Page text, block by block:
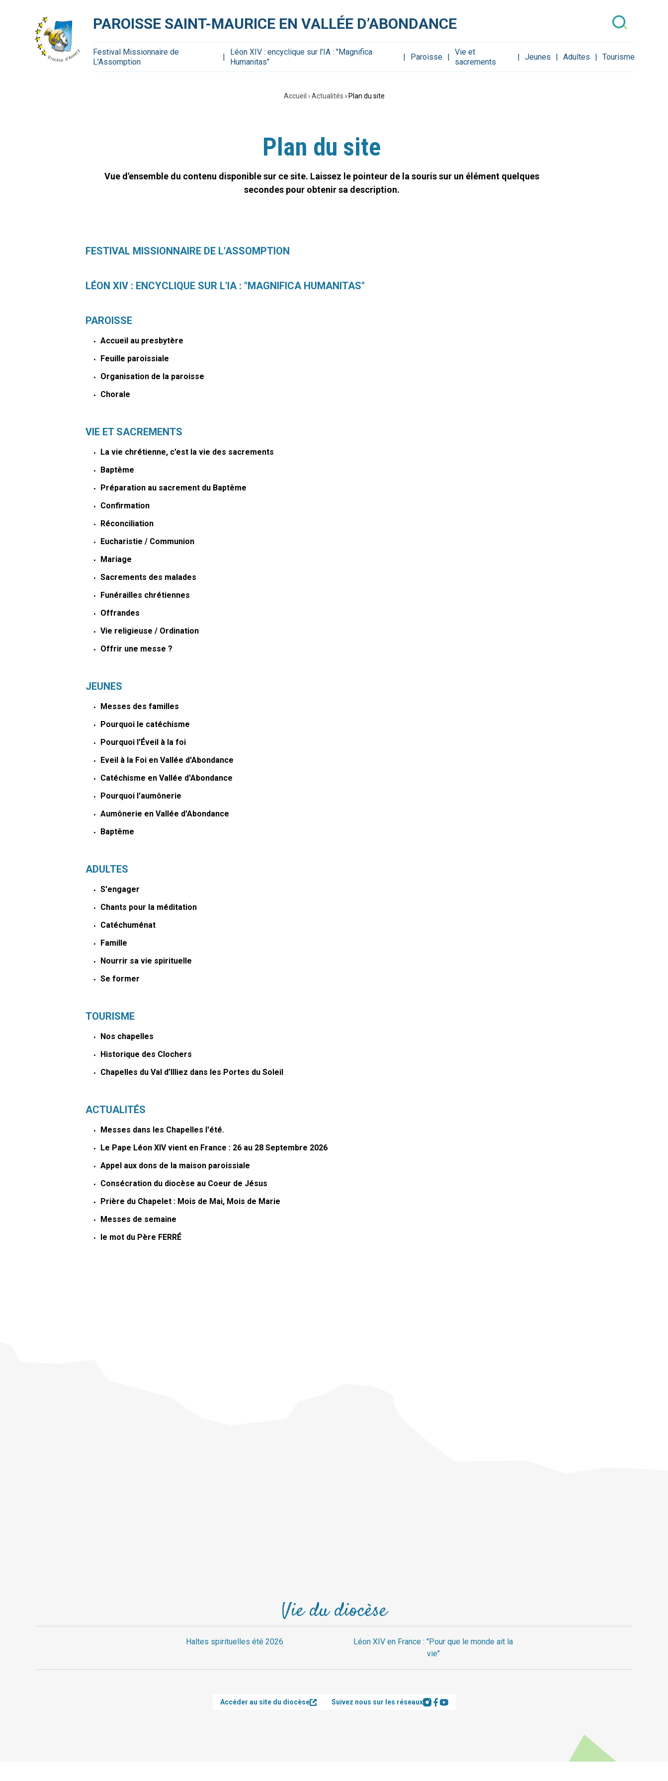
PAROISSE SAINT-MAURICE EN VALLÉE D’ABONDANCE
Festival Missionnaire de
L'Assomption
Léon XIV : encyclique sur l'IA : "Magnifica
Humanitas"
Paroisse
Vie et
sacrements
Jeunes Adultes Tourisme
Accueil ›Actualités › Plan du site
Plan du site
Vue d'ensemble du contenu disponible sur ce site. Laissez le pointeur de la souris sur un élément quelques
secondes pour obtenir sa description.
FESTIVAL MISSIONNAIRE DE L'ASSOMPTION
LÉON XIV : ENCYCLIQUE SUR L'IA : "MAGNIFICA HUMANITAS"
PAROISSE
Accueil au presbytère
Feuille paroissiale
Organisation de la paroisse
Chorale
VIE ET SACREMENTS
La vie chrétienne, c’est la vie des sacrements
Baptême
Préparation au sacrement du Baptême
Confirmation
Réconciliation
Eucharistie / Communion
Mariage
Sacrements des malades
Funérailles chrétiennes
Offrandes
Vie religieuse / Ordination
Offrir une messe ?
JEUNES
Messes des familles
Pourquoi le catéchisme
Pourquoi l'Éveil à la foi
Eveil à la Foi en Vallée d'Abondance
Catéchisme en Vallée d'Abondance
Pourquoi l'aumônerie
Aumônerie en Vallée d'Abondance
Baptême
ADULTES
S'engager
Chants pour la méditation
Catéchuménat
Famille
Nourrir sa vie spirituelle
Se former
TOURISME
Nos chapelles
Historique des Clochers
Chapelles du Val d’Illiez dans les Portes du Soleil
ACTUALITÉS
Messes dans les Chapelles l'été.
Le Pape Léon XIV vient en France : 26 au 28 Septembre 2026
Appel aux dons de la maison paroissiale
Consécration du diocèse au Coeur de Jésus
Prière du Chapelet : Mois de Mai, Mois de Marie
Messes de semaine
le mot du Père FERRÉ
Vie du diocèse
Haltes spirituelles été 2026
Léon XIV en France : "Pour que le monde ait la
vie"
Accéder au site du diocèse Suivez nous sur les réseaux